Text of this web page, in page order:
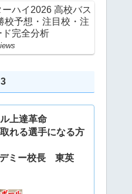
ーハイ2026 高校バス
校予想・注目校・注
ド完全分析
上達革命
れる選手になる方
デミー校長 東英